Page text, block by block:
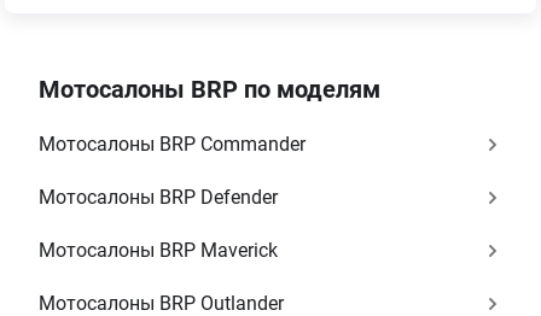
Мотосалоны BRP по моделям
Мотосалоны BRP Commander
Мотосалоны BRP Defender
Мотосалоны BRP Maverick
Мотосалоны BRP Outlander